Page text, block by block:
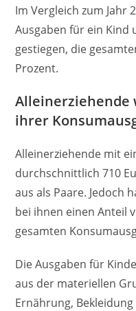
Im Vergleich zum Jahr
Ausgaben für ein Kind
gestiegen, die
Prozent.
Alleinerziehende
ihrer
Alleinerziehende mit
durchschnittlich 710
aus als Paare. Jedoch
bei ihnen einen Anteil
gesamten
Die Ausgaben für
aus der materiellen
Ernährung,